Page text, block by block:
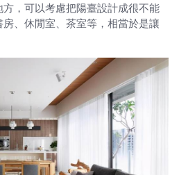
，可以考慮把陽臺設計成很不能
、休閒室、茶室等，相當於是讓